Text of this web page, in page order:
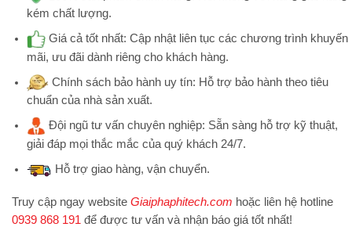
kém chất lượng.
Giá cả tốt nhất: Cập nhật liên tục các chương trình khuyến
mãi, ưu đãi dành riêng cho khách hàng.
Chính sách bảo hành uy tín: Hỗ trợ bảo hành theo tiêu
chuẩn của nhà sản xuất.
Đội ngũ tư vấn chuyên nghiệp: Sẵn sàng hỗ trợ kỹ thuật,
giải đáp mọi thắc mắc của quý khách 24/7.
Hỗ trợgiao hàng, vận chuyển.
Truy cập ngay website Giaiphaphitech.com hoặc liên hệ hotline
0939 868 191 để được tư vấn và nhận báo giá tốt nhất!